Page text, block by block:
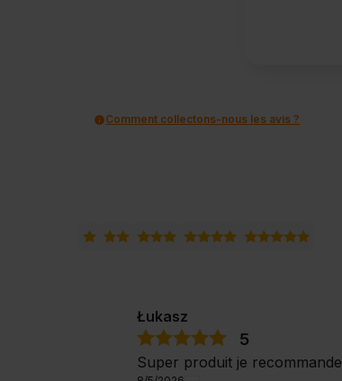
Comment collectons-nous les avis ?
Łukasz
5
Super produit je recommande